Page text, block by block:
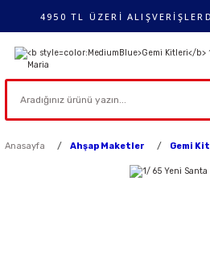
4950 TL ÜZERİ
Anasayfa Ahşap Maketler Gemi